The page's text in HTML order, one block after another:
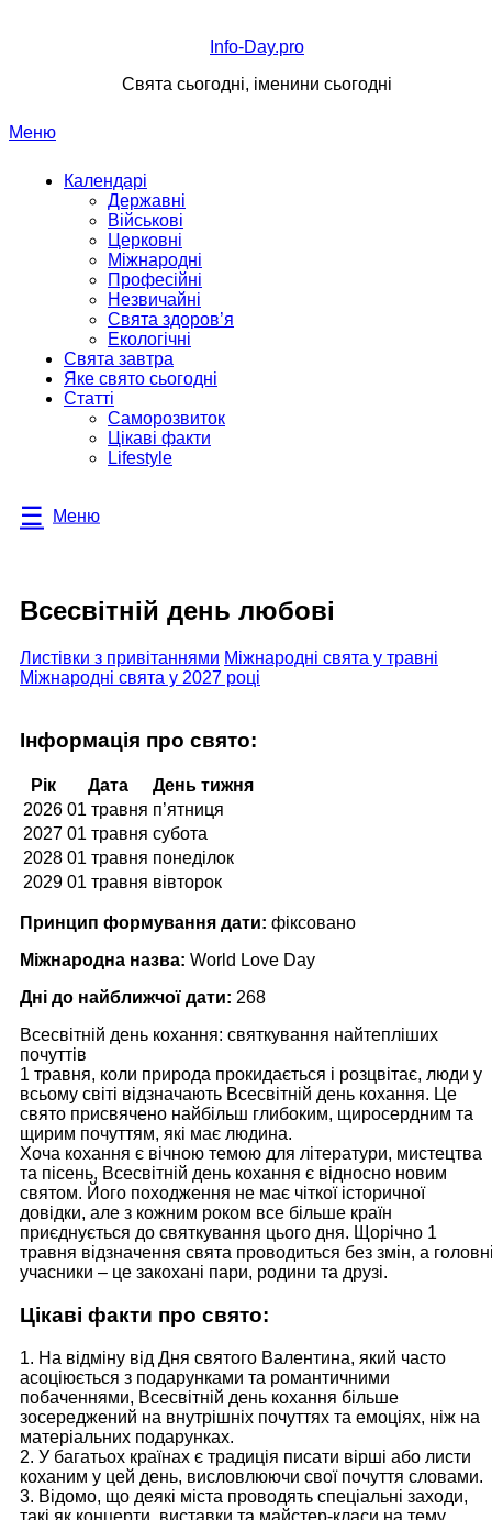
Info-Day.pro
Свята сьогодні, іменини сьогодні
Меню
Календарі
Державні
Військові
Церковні
Міжнародні
Професійні
Незвичайні
Свята здоров’я
Екологічні
Свята завтра
Яке свято сьогодні
Статті
Саморозвиток
Цікаві факти
Lifestyle
Меню
Всесвітній день любові
Листівки з привітаннями Міжнародні свята у травні
Міжнародні свята у 2027 році
Інформація про свято:
Рік Дата
День тижня
2026 01 травня п’ятниця
2027 01 травня субота
2028 01 травня понеділок
2029 01 травня вівторок
Принцип формування дати: фіксовано
Міжнародна назва: World Love Day
Дні до найближчої дати: 268
Всесвітній день кохання: святкування найтепліших
почуттів
1 травня, коли природа прокидається і розцвітає, люди у
всьому світі відзначають Всесвітній день кохання. Це
свято присвячено найбільш глибоким, щиросердним та
щирим почуттям, які має людина.
Хоча кохання є вічною темою для літератури, мистецтва
та пісень, Всесвітній день кохання є відносно новим
святом. Його походження не має чіткої історичної
довідки, але з кожним роком все більше країн
приєднується до святкування цього дня. Щорічно 1
травня відзначення свята проводиться без змін, а
учасники – це закохані пари, родини та друзі.
Цікаві факти про свято:
1. На відміну від Дня святого Валентина, який часто
асоціюється з подарунками та романтичними
побаченнями, Всесвітній день кохання більше
зосереджений на внутрішніх почуттях та емоціях, ніж на
матеріальних подарунках.
2. У багатьох країнах є традиція писати вірші або листи
коханим у цей день, висловлюючи свої почуття словами.
3. Відомо, що деякі міста проводять спеціальні заходи,
такі як концерти, виставки та майстер-класи на тему